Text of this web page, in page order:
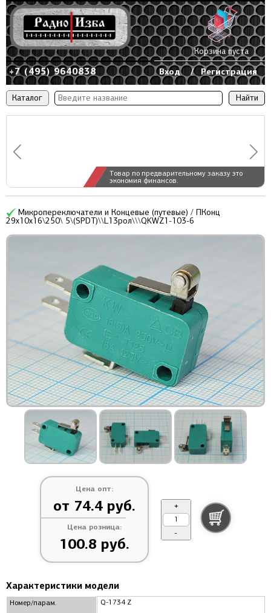
Каталог
Товар по предварительному заказу это
экономия финансов.
+7 (495) 9640838 Вход / Регистрация
Корзина пуста
Микропереключатели и Концевые (путевые) / ПКонц
29x10x16\250\ 5\(SPDT)\\L13рол\\\QKWZ1-103-6
Цена опт:
от 74.4 руб.
Цена розница:
100.8 руб.
+
-
Характеристики модели
Номер/парам. Q-1734 Z